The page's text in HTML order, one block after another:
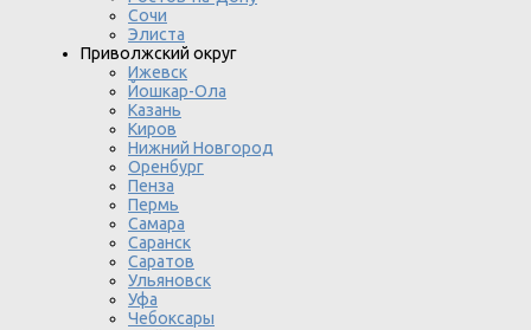
Сочи
Элиста
Приволжский округ
Ижевск
Йошкар-Ола
Казань
Киров
Нижний Новгород
Оренбург
Пенза
Пермь
Самара
Саранск
Саратов
Ульяновск
Уфа
Чебоксары